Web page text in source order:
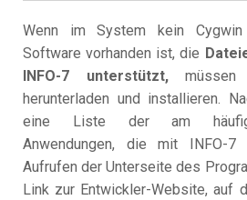
Wenn im System kein
Software vorhanden ist, die
INFO-7 unterstützt,müssen
herunterladen und installieren.
eine Liste der am
Anwendungen, die mit INFO-7
Aufrufen der Unterseite des
Link zur Entwickler-Website, auf